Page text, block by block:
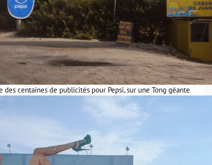
des centaines de publicités pour Pepsi, sur une Tong géante